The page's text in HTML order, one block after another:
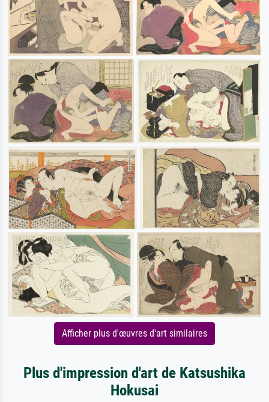
Afficher plus d'œuvres d'art similaires
Plus d'impression d'art de Katsushika
Hokusai